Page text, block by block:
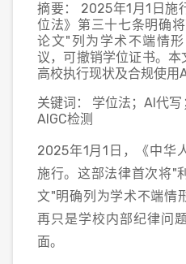
摘要： 2025年1月1日施
位法》第三十七条明确
论文"列为学术不端情
议，可撤销学位证书。本
高校执行现状及合规使用
关键词： 学位法；AI代写
AIGC检测
2025年1月1日，《中华
施行。这部法律首次将"
文"明确列为学术不端情
再只是学校内部纪律问
面。